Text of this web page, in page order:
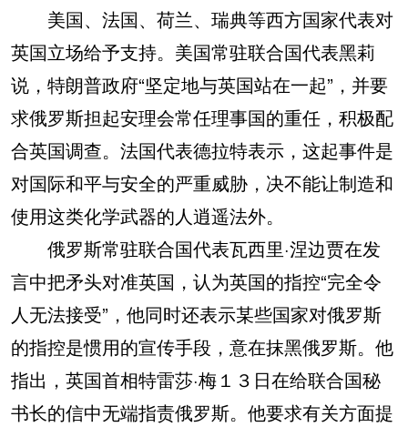
美国、法国、荷兰、瑞典等西方国家代表对
英国立场给予支持。美国常驻联合国代表黑莉
说，特朗普政府“坚定地与英国站在一起”，并要
求俄罗斯担起安理会常任理事国的重任，积极配
合英国调查。法国代表德拉特表示，这起事件是
对国际和平与安全的严重威胁，决不能让制造和
使用这类化学武器的人逍遥法外。
俄罗斯常驻联合国代表瓦西里·涅边贾在发
言中把矛头对准英国，认为英国的指控“完全令
人无法接受”，他同时还表示某些国家对俄罗斯
的指控是惯用的宣传手段，意在抹黑俄罗斯。他
指出，英国首相特雷莎·梅１３日在给联合国秘
书长的信中无端指责俄罗斯。他要求有关方面提